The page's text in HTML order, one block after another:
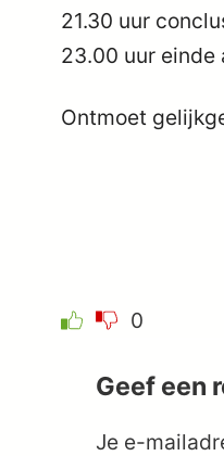
21.30 uur
23.00 uur einde
Ontmoet
0
Geef een
Je e-